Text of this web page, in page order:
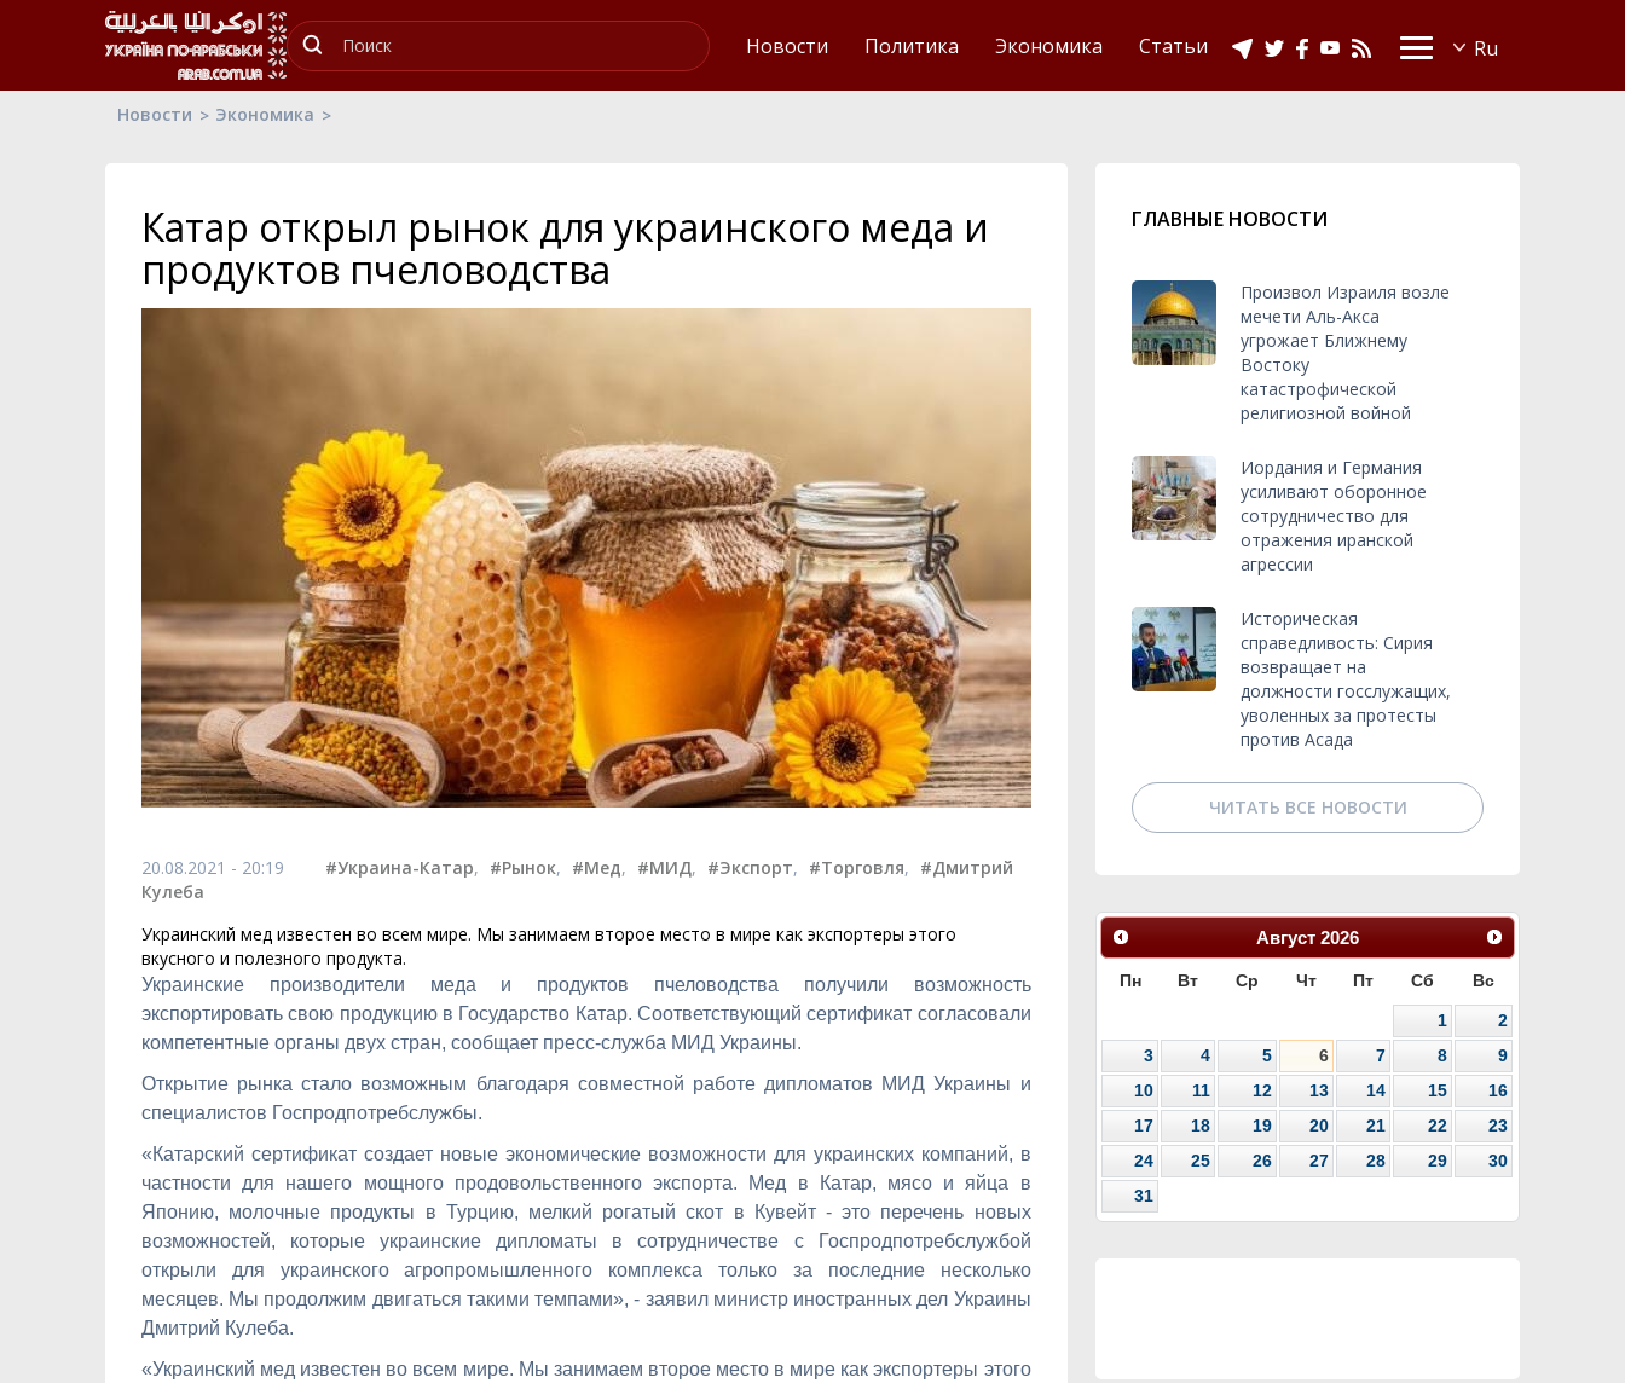
Новости Политика Экономика Статьи
Новости Экономика
Катар открыл рынок для украинского меда и
продуктов пчеловодства
20.08.2021 - 20:19 #Украина-Катар, #Рынок, #Мед, #МИД, #Экспорт, #Торговля, #Дмитрий
Кулеба
Украинский мед известен во всем мире. Мы занимаем второе место в мире как экспортеры этого
вкусного и полезного продукта.
Украинские производители меда и продуктов пчеловодства получили возможность
экспортировать свою продукцию в Государство Катар. Соответствующий сертификат согласовали
компетентные органы двух стран, сообщает пресс-служба МИД Украины.
Открытие рынка стало возможным благодаря совместной работе дипломатов МИД Украины и
специалистов Госпродпотребслужбы.
«Катарский сертификат создает новые экономические возможности для украинских компаний, в
частности для нашего мощного продовольственного экспорта. Мед в Катар, мясо и яйца в
Японию, молочные продукты в Турцию, мелкий рогатый скот в Кувейт - это перечень новых
возможностей, которые украинские дипломаты в сотрудничестве с
Госпродпотребслужбой
открыли для украинского агропромышленного комплекса только за последние несколько
месяцев. Мы продолжим двигаться такими темпами», - заявил министр иностранных дел Украины
Дмитрий Кулеба.
«Украинский мед известен во всем мире. Мы занимаем второе место в мире как экспортеры этого
ГЛАВНЫЕ НОВОСТИ
Произвол Израиля возле
мечети Аль-Акса
угрожает Ближнему
Востоку
катастрофической
религиозной войной
Иордания и Германия
усиливают оборонное
сотрудничество для
отражения иранской
агрессии
Историческая
справедливость: Сирия
возвращает на
должности госслужащих,
уволенных за протесты
против Асада
ЧИТАТЬ ВСЕ НОВОСТИ
Август 2026
Пн Вт Ср Чт Пт Сб Вс
1
2
3
4 5 6 7 8
9
10
11 12 13 14 15
16
17
18 19 20 21 22
23
24
25 26 27 28 29
30
31